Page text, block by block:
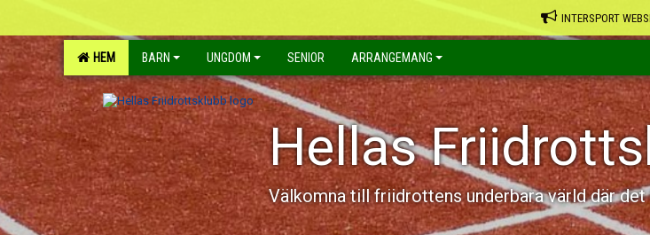
INTERSPORT
HEM BARN UNGDOM SENIOR ARRANGEMANG
Hellas
Välkomna till friidrottens underbara värld där